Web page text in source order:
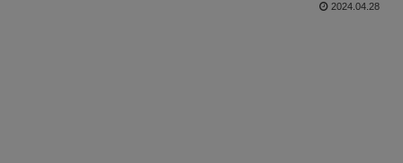
2024.04.28